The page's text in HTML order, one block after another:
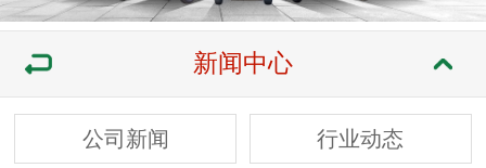
新闻中心
公司新闻 行业动态